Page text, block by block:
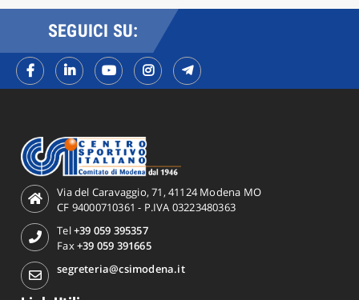
SEGUICI SU:
Via del Caravaggio, 71, 41124 Modena MO
CF 94000710361 - P.IVA 03223480363
Tel+39 059 395357
Fax+39 059 391665
segreteria@csimodena.it